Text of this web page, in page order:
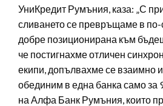
УниКредит Румъния, каза: „С
сливането се превръщаме в по-
добре позиционирана към
че постигнахме отличен
екипи, допълвахме се взаимно
обединим в една банка само за
на Алфа Банк Румъния, които